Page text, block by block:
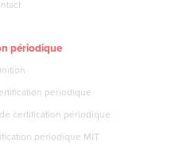
périodique
périodique
certification périodique
périodique MIT